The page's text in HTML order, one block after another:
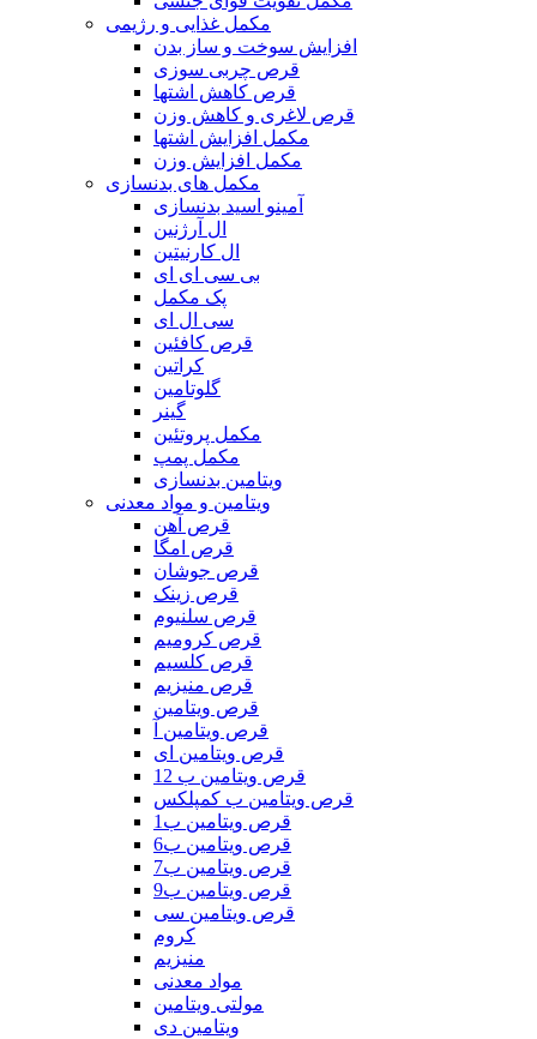
مکمل غذایی و رژیمی
افزایش سوخت و ساز بدن
قرص چربی سوزی
قرص کاهش اشتها
قرص لاغری و کاهش وزن
مکمل افزایش اشتها
مکمل افزایش وزن
مکمل های بدنسازی
آمینو اسید بدنسازی
ال آرژنین
ال کارنیتین
بی سی ای ای
پک مکمل
سی ال ای
قرص کافئین
کراتین
گلوتامین
گینر
مکمل پروتئین
مکمل پمپ
ویتامین بدنسازی
ویتامین و مواد معدنی
قرص آهن
قرص امگا
قرص جوشان
قرص زینک
قرص سلنیوم
قرص کرومیم
قرص کلسیم
قرص منیزیم
قرص ویتامین
قرص ویتامین آ
قرص ویتامین ای
قرص ویتامین ب 12
قرص ویتامین ب کمپلکس
قرص ویتامین ب1
قرص ویتامین ب6
قرص ویتامین ب7
قرص ویتامین ب9
قرص ویتامین سی
کروم
منیزیم
مواد معدنی
مولتی ویتامین
ویتامین دی